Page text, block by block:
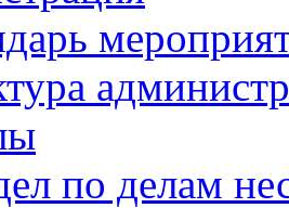
по делам